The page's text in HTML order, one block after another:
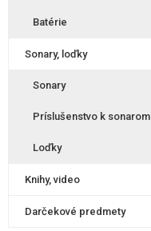
Batérie
Sonary, loďky
Sonary
Príslušenstvo k sonarom
Loďky
Knihy, video
Darčekové predmety